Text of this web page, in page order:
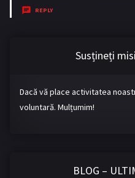
REPLY
Susțineți
Dacă vă place activitatea
voluntară. Mulțumim!
BLOG –